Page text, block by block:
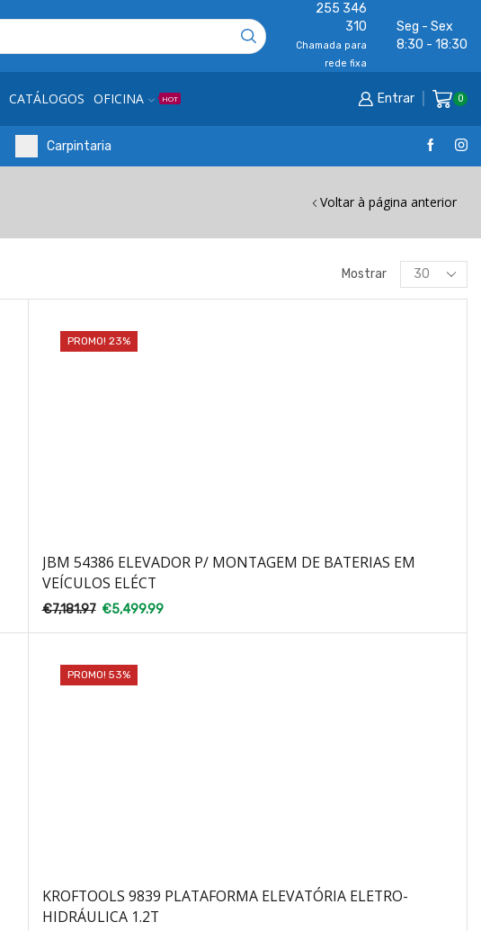
255 346
310
Chamada para
rede fixa
Seg - Sex
8:30 - 18:30
CATÁLOGOS OFICINA HOT Entrar 0
Carpintaria
Voltar à página anterior
Mostrar
Products
per
PROMO! 23%
JBM 54386 ELEVADOR P/ MONTAGEM DE BATERIAS EM
VEÍCULOS ELÉCT
€7,181.97 €5,499.99
PROMO! 53%
KROFTOOLS 9839 PLATAFORMA ELEVATÓRIA ELETRO-
HIDRÁULICA 1.2T